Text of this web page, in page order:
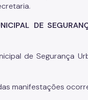
DE
de Segurança
manifestações